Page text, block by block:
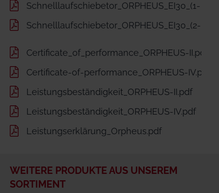
Schnelllaufschiebetor_ORPHEUS_EI30_(1-
Schnelllaufschiebetor_ORPHEUS_EI30_(2-
Certificate_of_performance_ORPHEUS-II.pdf
Certificate-of-performance_ORPHEUS-IV.pdf
Leistungsbeständigkeit_ORPHEUS-II.pdf
Leistungsbeständigkeit_ORPHEUS-IV.pdf
Leistungserklärung_Orpheus.pdf
WEITERE PRODUKTE AUS UNSEREM
SORTIMENT
Volgens de